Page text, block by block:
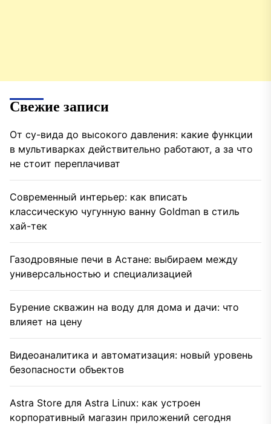
Свежие записи
От су-вида до высокого давления: какие функции
в мультиварках действительно работают, а за что
не стоит переплачиват
Современный интерьер: как вписать
классическую чугунную ванну Goldman в стиль
хай-тек
Газодровяные печи в Астане: выбираем между
универсальностью и специализацией
Бурение скважин на воду для дома и дачи: что
влияет на цену
Видеоаналитика и автоматизация: новый уровень
безопасности объектов
Astra Store для Astra Linux: как устроен
корпоративный магазин приложений сегодня